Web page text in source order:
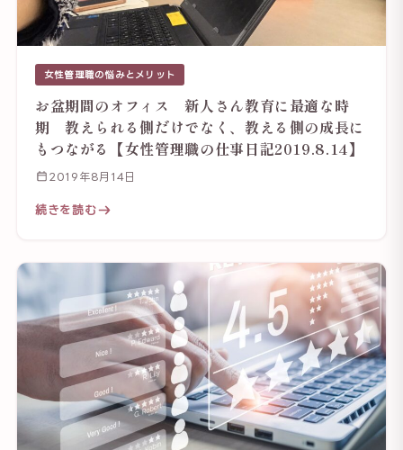
女性管理職の悩みとメリット
お盆期間のオフィス 新人さん教育に最適な時
期 教えられる側だけでなく、教える側の成長に
もつながる【女性管理職の仕事日記2019.8.14】
2019年8月14日
続きを読む